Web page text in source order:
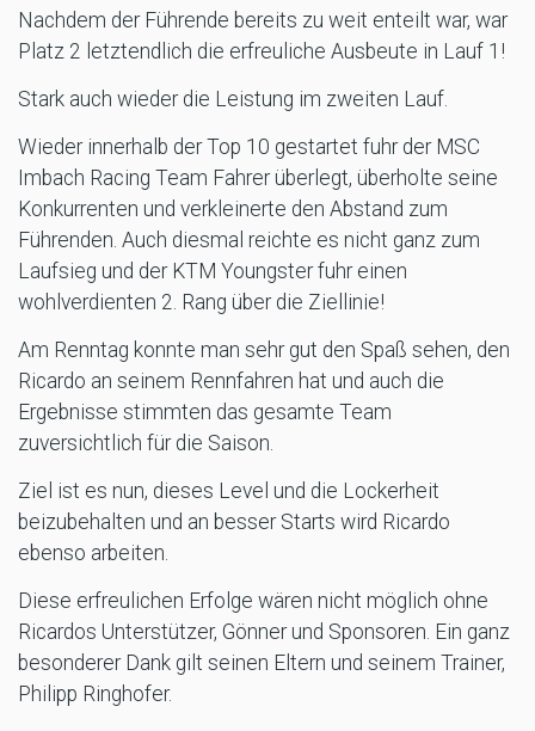
Nachdem der Führende bereits zu weit enteilt war, war
Platz 2 letztendlich die erfreuliche Ausbeute in Lauf 1!
Stark auch wieder die Leistung im zweiten Lauf.
Wieder innerhalb der Top 10 gestartet fuhr der MSC
Imbach Racing Team Fahrer überlegt, überholte seine
Konkurrenten und verkleinerte den Abstand zum
Führenden. Auch diesmal reichte es nicht ganz zum
Laufsieg und der KTM Youngster fuhr einen
wohlverdienten 2. Rang über die Ziellinie!
Am Renntag konnte man sehr gut den Spaß sehen, den
Ricardo an seinem Rennfahren hat und auch die
Ergebnisse stimmten das gesamte Team
zuversichtlich für die Saison.
Ziel ist es nun, dieses Level und die Lockerheit
beizubehalten und an besser Starts wird Ricardo
ebenso arbeiten.
Diese erfreulichen Erfolge wären nicht möglich ohne
Ricardos Unterstützer, Gönner und Sponsoren. Ein ganz
besonderer Dank gilt seinen Eltern und seinem Trainer,
Philipp Ringhofer.